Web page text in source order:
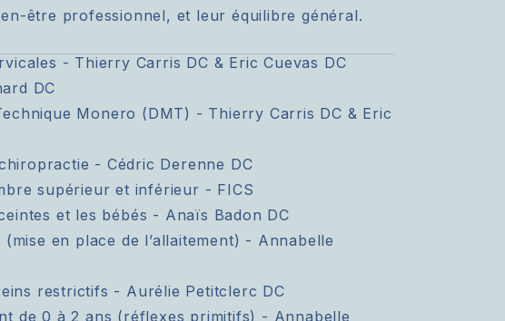
être professionnel, et leur équilibre général.
- Thierry Carris DC & Eric Cuevas DC
DC
Monero (DMT) - Thierry Carris DC & Eric
- Cédric Derenne DC
supérieur et inférieur - FICS
et les bébés - Anaïs Badon DC
en place de l’allaitement) - Annabelle
restrictifs - Aurélie Petitclerc DC
de 0 à 2 ans (réflexes primitifs) - Annabelle